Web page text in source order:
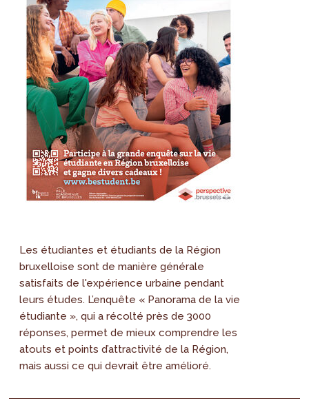
Les étudiantes et étudiants de la Région
bruxelloise sont de manière générale
satisfaits de l'expérience urbaine pendant
leurs études. L’enquête « Panorama de la vie
étudiante », qui a récolté près de 3000
réponses, permet de mieux comprendre les
atouts et points d’attractivité de la Région,
mais aussi ce qui devrait être amélioré.